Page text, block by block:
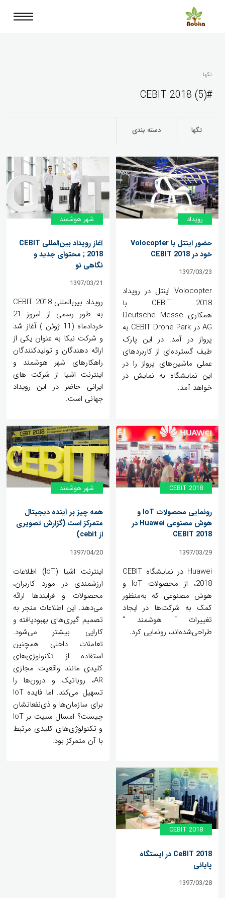
تگها
#CEBIT 2018 (5)
تگها دسته بندی
رویداد
حضور اینتل با Volocopter
خود در CEBIT 2018
1397/03/23
Volocopter اینتل در رویداد
CEBIT 2018 با
همکاری Deutsche Messe
AG در CEBIT Drone Park به
پرواز در آمد. در این پارک
طیف گسترده‌ای از کاربردهای
عملی ماشین‌های پرواز را در
این نمایشگاه به نمایش در
خواهد آمد.
شهر هوشمند
آغاز رویداد بین‌المللی CEBIT
2018 ; محتوای جدید و
نگاهی نو
1397/03/21
رویداد بین‌المللی CEBIT 2018
به طور رسمی از امروز 21
خردادماه (11 ژوئن ) آغاز شد
و شرکت نبکا به عنوان یکی از
ارائه دهندگان و تولیدکنندگان
راهکارهای شهر هوشمند و
اینترنت اشیا از شرکت های
ایرانی حاضر در این رویداد
جهانی است.
CEBIT 2018
رونمایی محصولات IoT و
هوش مصنوعی Huawei در
CEBIT 2018
1397/03/29
Huawei در نمایشگاه CEBIT
2018، از محصولات IoT و
هوش مصنوعی که به‌منظور
کمک به شرکت‌ها در ایجاد
تغییرات “ هوشمند "
طراحی‌شده‌اند، رونمایی کرد.
شهر هوشمند
همه چیز بر آینده دیجیتال
متمرکز است (گزارش تصویری
از cebit)
1397/04/20
اینترنت اشیا (IoT) اطلاعات
ارزشمندی در مورد کاربران،
محصولات و فرایندها ارائه
می‌دهد. این اطلاعات منجر به
تصمیم گیری‌های بهبودیافته و
کارایی بیشتر می‌شود.
تعاملات داخلی همچنین
استفاده از تکنولوژی‌های
کلیدی مانند واقعیت مجازی
AR، روباتیک و درون‌ها را
تسهیل می‌کند. اما فایده IoT
برای سازمان‌ها و ذی‌نفعانشان
چیست؟ امسال سبیت بر IoT
و تکنولوژی‌های کلیدی مرتبط
با آن متمرکز بود.
CEBIT 2018
CeBIT 2018 در ایستگاه
پایانی
1397/03/28